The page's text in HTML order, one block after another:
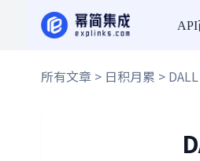
所有文章 > 日积月累 >